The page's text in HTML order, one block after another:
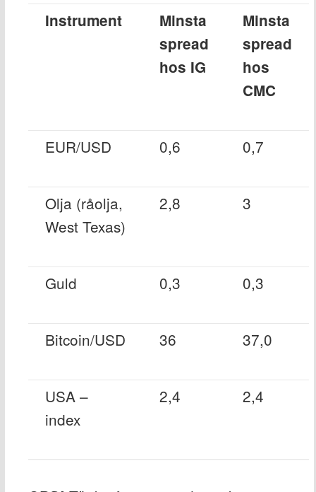
Instrument
Minsta
spread
hos IG
Minsta
spread
hos
CMC
EUR/USD 0,6 0,7
Olja (råolja,
West Texas)
2,8 3
Guld 0,3 0,3
Bitcoin/USD 36 37,0
USA –
index
2,4 2,4